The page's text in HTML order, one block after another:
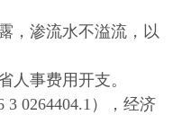
，渗流水不溢流，以
人事费用开支。
0264404.1），经济